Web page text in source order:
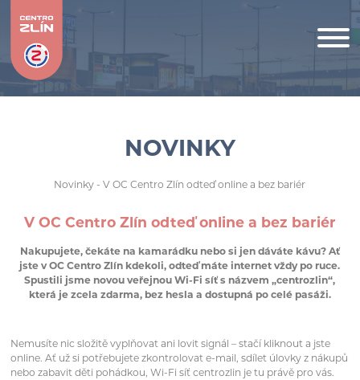
NOVINKY
Novinky- V OC Centro Zlín odteď online a bez bariér
V OC Centro Zlín odteď online a bez bariér
Nakupujete, čekáte na kamarádku nebo si jen dáváte kávu? Ať
jste v OC Centro Zlín kdekoli, odteď máte internet vždy po ruce.
Spustili jsme novou veřejnou Wi-Fi síť s názvem „centrozlin“,
která je zcela zdarma, bez hesla a dostupná po celé pasáži.
Nemusíte nic složitě vyplňovat ani lovit signál – stačí kliknout a jste
online. Ať už si potřebujete zkontrolovat e-mail, sdílet úlovky z nákupů
nebo zabavit děti pohádkou, Wi-Fi síť centrozlin je tu právě pro vás.